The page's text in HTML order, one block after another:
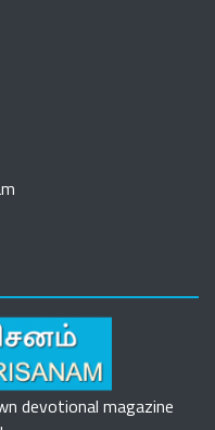
devotional magazine